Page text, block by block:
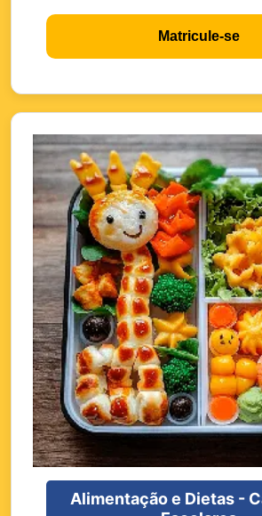
Matricule-se
Alimentação e Dietas -